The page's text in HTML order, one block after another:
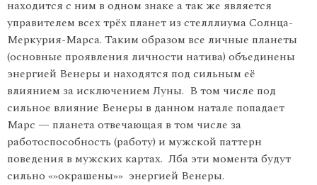
находится с ним в одном знаке а так же является
управителем всех трёх планет из стелллиума Солнца-
Меркурия-Марса. Таким образом все личные планеты
(основные проявления личности натива) объединены
энергией Венеры и находятся под сильным её
влиянием за исключением Луны. В том числе под
сильное влияние Венеры в данном натале попадает
Марс — планета отвечающая в том числе за
работоспособность (работу) и мужской паттерн
поведения в мужских картах. Лба эти момента будут
сильно «»окрашены»» энергией Венеры.